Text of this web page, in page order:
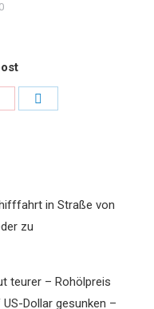
in Straße von
zu
teurer – Rohölpreis
Dollar gesunken –